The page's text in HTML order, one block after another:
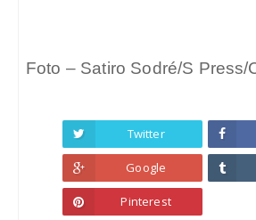
Foto – Satiro Sodré/S Press/
Twitter
Google
Pinterest